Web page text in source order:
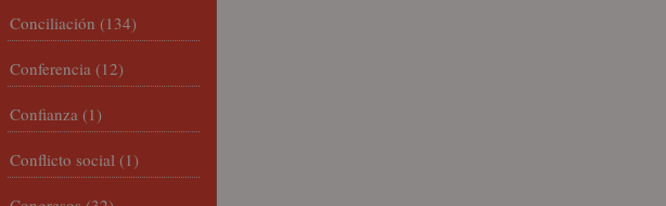
Conciliación (134)
Conferencia (12)
Confianza (1)
Conflicto social (1)